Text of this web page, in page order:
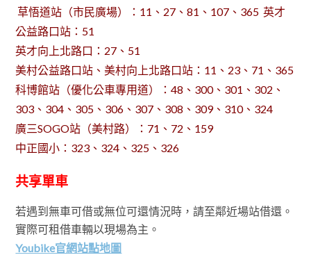
草悟道站（市民廣場）：11、27、81、107、365 英才
公益路口站：51
英才向上北路口：27、51
美村公益路口站、美村向上北路口站：11、23、71、365
科博館站（優化公車專用道）：48、300、301、302、
303、304、305、306、307、308、309、310、324
廣三SOGO站（美村路）：71、72、159
中正國小：323、324、325、326
共享單車
若遇到無車可借或無位可還情況時，請至鄰近場站借還。
實際可租借車輛以現場為主。
Youbike官網站點地圖